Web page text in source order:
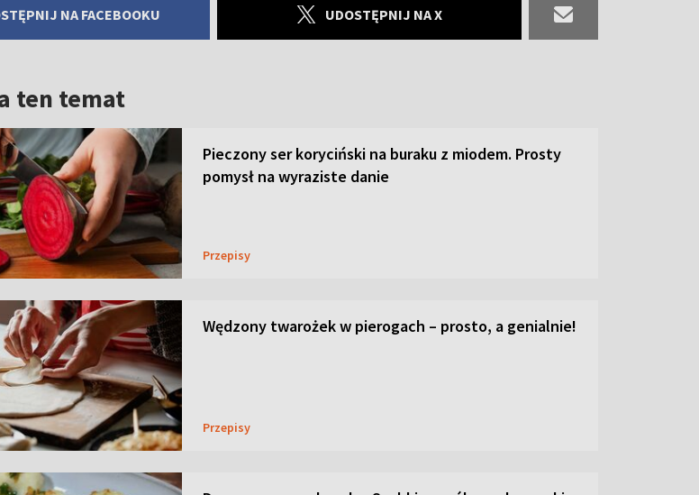
NA FACEBOOKU UDOSTĘPNIJ NA X
ten temat
Pieczony ser koryciński na buraku z miodem. Prosty
pomysł na wyraziste danie
Przepisy
Wędzony twarożek w pierogach – prosto, a genialnie!
Przepisy